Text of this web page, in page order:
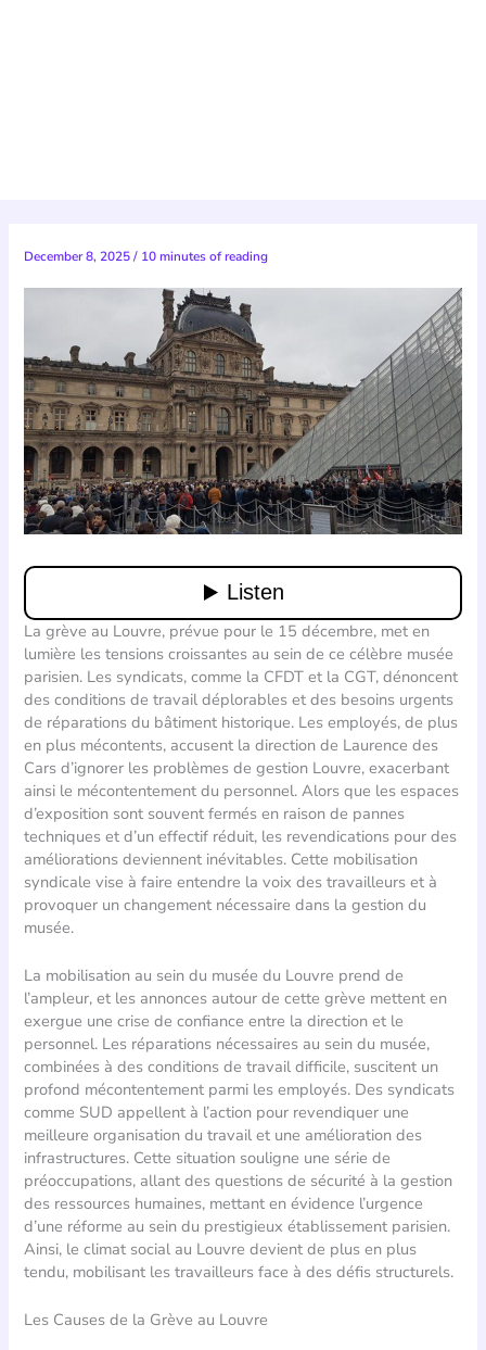
December 8, 2025/ 10 minutes of reading
La grève au Louvre, prévue pour le 15 décembre, met en
lumière les tensions croissantes au sein de ce célèbre musée
parisien. Les syndicats, comme la CFDT et la CGT, dénoncent
des conditions de travail déplorables et des besoins urgents
de réparations du bâtiment historique. Les employés, de plus
en plus mécontents, accusent la direction de Laurence des
Cars d’ignorer les problèmes de gestion Louvre, exacerbant
ainsi le mécontentement du personnel. Alors que les espaces
d’exposition sont souvent fermés en raison de pannes
techniques et d’un effectif réduit, les revendications pour des
améliorations deviennent inévitables. Cette mobilisation
syndicale vise à faire entendre la voix des travailleurs et à
provoquer un changement nécessaire dans la gestion du
musée.
La mobilisation au sein du musée du Louvre prend de
l’ampleur, et les annonces autour de cette grève mettent en
exergue une crise de confiance entre la direction et le
personnel. Les réparations nécessaires au sein du musée,
combinées à des conditions de travail difficile, suscitent un
profond mécontentement parmi les employés. Des syndicats
comme SUD appellent à l’action pour revendiquer une
meilleure organisation du travail et une amélioration des
infrastructures. Cette situation souligne une série de
préoccupations, allant des questions de sécurité à la gestion
des ressources humaines, mettant en évidence l’urgence
d’une réforme au sein du prestigieux établissement parisien.
Ainsi, le climat social au Louvre devient de plus en plus
tendu, mobilisant les travailleurs face à des défis structurels.
Les Causes de la Grève au Louvre